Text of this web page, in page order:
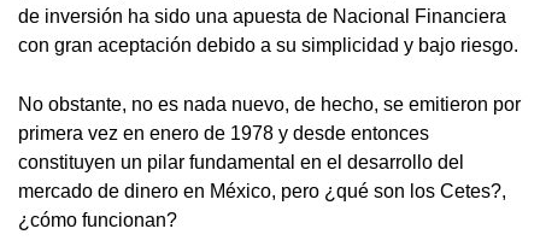
de inversión ha sido una apuesta de Nacional Financiera
con gran aceptación debido a su simplicidad y bajo riesgo.
No obstante, no es nada nuevo, de hecho, se emitieron por
primera vez en enero de 1978 y desde entonces
constituyen un pilar fundamental en el desarrollo del
mercado de dinero en México, pero ¿qué son los Cetes?,
¿cómo funcionan?